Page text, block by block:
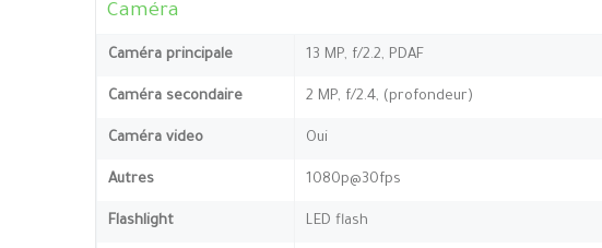
Caméra
Caméra principale 13 MP, f/2.2, PDAF
Caméra secondaire 2 MP, f/2.4, (profondeur)
Caméra video Oui
Autres 1080p@30fps
Flashlight LED flash